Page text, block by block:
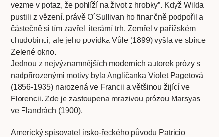
vezme v potaz, že pohlíží na život z hrobky”. Když Wilda
pustili z vězení, právě O´Sullivan ho finančně podpořil a
částečně si tím zavřel literární trh. Zemřel v pařížském
chudobinci, ale jeho povídka Vůle (1899) vyšla ve sbírce
Zelené okno.
Jednou z nejvýznamnějších moderních autorek prózy s
nadpřirozenými motivy byla Angličanka Violet Pagetová
(1856-1935) narozená ve Francii a většinou žijící ve
Florencii. Zde je zastoupena mrazivou prózou Marsyas
ve Flandrách (1900).
Americký spisovatel irsko-řeckého původu Patricio